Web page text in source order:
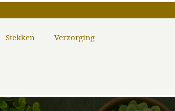
Stekken Verzorging